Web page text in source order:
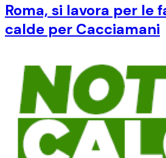
Roma, si lavora per le
calde per Cacciamani